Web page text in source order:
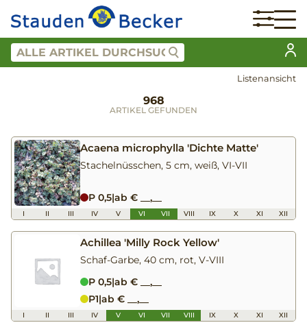
Listenansicht
968
ARTIKEL GEFUNDEN
Acaena microphylla 'Dichte Matte'
Stachelnüsschen, 5 cm, weiß, VI-VII
P 0,5|ab € __,__
I II III IV V VI VII VIII IX X XI XII
Achillea 'Milly Rock Yellow'
Schaf-Garbe, 40 cm, rot, V-VIII
P 0,5|ab € __,__
P1|ab € __,__
I II III IV V VI VII VIII IX X XI XII